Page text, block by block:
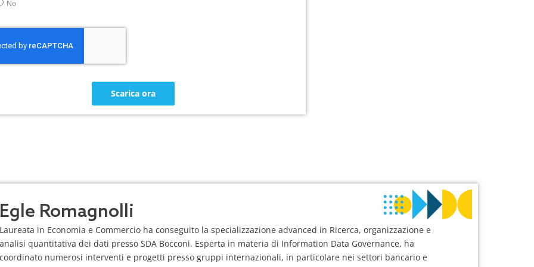
No
Scarica ora
Egle Romagnolli
Laureata in Economia e Commercio ha conseguito la specializzazione advanced in Ricerca, organizzazione e
analisi quantitativa dei dati presso SDA Bocconi. Esperta in materia di Information Data Governance, ha
coordinato numerosi interventi e progetti presso gruppi internazionali, in particolare nei settori bancario e